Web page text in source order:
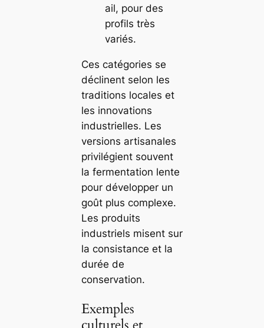
ail, pour des
profils très
variés.
Ces catégories se
déclinent selon les
traditions locales et
les innovations
industrielles. Les
versions artisanales
privilégient souvent
la fermentation lente
pour développer un
goût plus complexe.
Les produits
industriels misent sur
la consistance et la
durée de
conservation.
Exemples